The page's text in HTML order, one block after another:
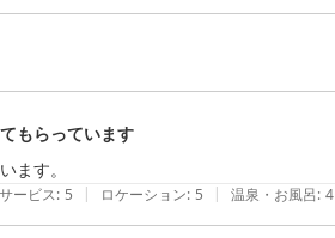
もらっています
ービス: 5 | ロケーション: 5 | 温泉・お風呂: 4